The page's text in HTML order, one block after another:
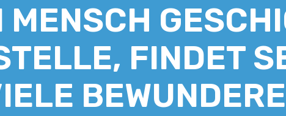
MENSCH
FINDET